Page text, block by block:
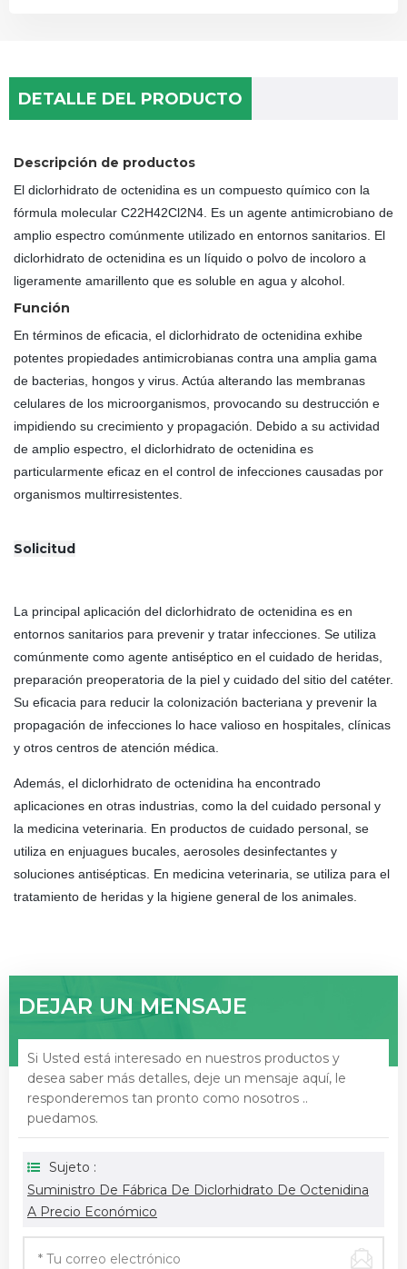
DETALLE DEL PRODUCTO
Descripción de productos
El diclorhidrato de octenidina es un compuesto químico con la
fórmula molecular C22H42Cl2N4. Es un agente antimicrobiano de
amplio espectro comúnmente utilizado en entornos sanitarios. El
diclorhidrato de octenidina es un líquido o polvo de incoloro a
ligeramente amarillento que es soluble en agua y alcohol.
Función
En términos de eficacia, el diclorhidrato de octenidina exhibe
potentes propiedades antimicrobianas contra una amplia gama
de bacterias, hongos y virus. Actúa alterando las membranas
celulares de los microorganismos, provocando su destrucción e
impidiendo su crecimiento y propagación. Debido a su actividad
de amplio espectro, el diclorhidrato de octenidina es
particularmente eficaz en el control de infecciones causadas por
organismos multirresistentes.
Solicitud
La principal aplicación del diclorhidrato de octenidina es en
entornos sanitarios para prevenir y tratar infecciones. Se utiliza
comúnmente como agente antiséptico en el cuidado de heridas,
preparación preoperatoria de la piel y cuidado del sitio del catéter.
Su eficacia para reducir la colonización bacteriana y prevenir la
propagación de infecciones lo hace valioso en hospitales, clínicas
y otros centros de atención médica.
Además, el diclorhidrato de octenidina ha encontrado
aplicaciones en otras industrias, como la del cuidado personal y
la medicina veterinaria. En productos de cuidado personal, se
utiliza en enjuagues bucales, aerosoles desinfectantes y
soluciones antisépticas. En medicina veterinaria, se utiliza para el
tratamiento de heridas y la higiene general de los animales.
DEJAR UN MENSAJE
Si Usted está interesado en nuestros productos y
desea saber más detalles, deje un mensaje aquí, le
responderemos tan pronto como nosotros ..
puedamos.
Sujeto :
Suministro De Fábrica De Diclorhidrato De Octenidina
A Precio Económico